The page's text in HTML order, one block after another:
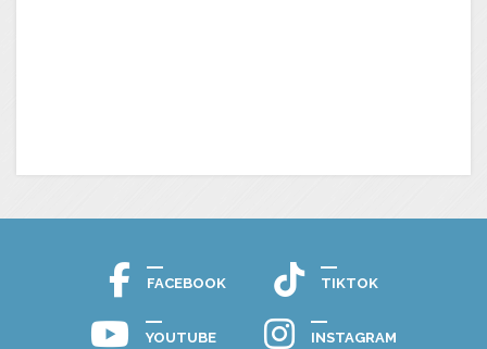
FACEBOOK TIKTOK
YOUTUBE INSTAGRAM